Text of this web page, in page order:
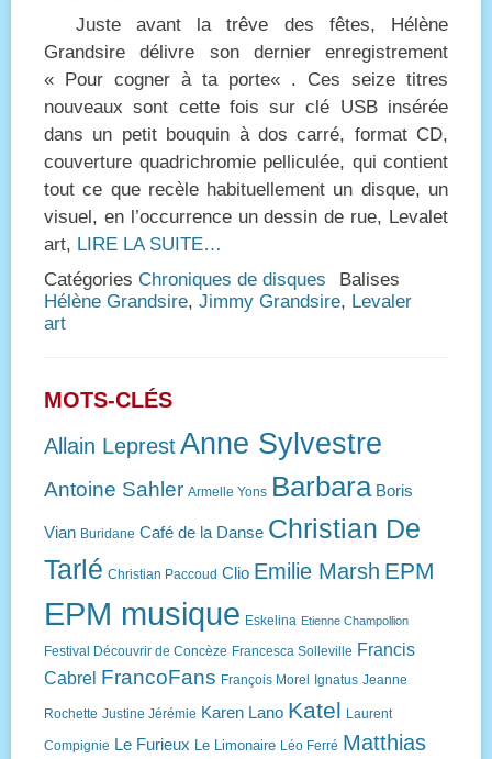
Juste avant la trêve des fêtes, Hélène
Grandsire délivre son dernier enregistrement
« Pour cogner à ta porte« . Ces seize titres
nouveaux sont cette fois sur clé USB insérée
dans un petit bouquin à dos carré, format CD,
couverture quadrichromie pelliculée, qui contient
tout ce que recèle habituellement un disque, un
visuel, en l’occurrence un dessin de rue, Levalet
art, LIRE LA SUITE…
Catégories Chroniques de disques
Balises
Hélène Grandsire, Jimmy Grandsire, Levaler
art
MOTS-CLÉS
Allain LeprestAnne Sylvestre
Antoine Sahler Armelle Yons Barbara Boris
Vian Buridane Café de la Danse Christian De
Tarlé Christian Paccoud Clio Emilie Marsh EPM
EPM musique Eskelina Etienne Champollion
Festival Découvrir de Concèze Francesca Solleville Francis
Cabrel FrancoFans François Morel Ignatus Jeanne
Rochette Justine Jérémie Karen Lano Katel Laurent
Compignie Le Furieux Le Limonaire Léo Ferré Matthias